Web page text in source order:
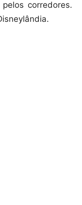
corredores.